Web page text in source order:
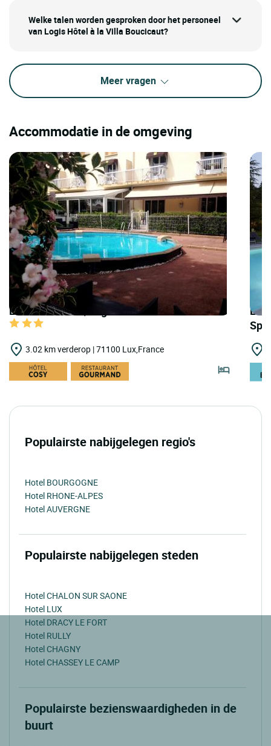
Welke talen worden gesproken door het personeel
van Logis Hôtel à la Villa Boucicaut?
Meer vragen
Accommodatie in de omgeving
LOGIS HOTELS | Logis Hôtel les Charmilles
3.02 km verderop | 71100 Lux,France
Populairste nabijgelegen regio's
Hotel BOURGOGNE
Hotel RHONE-ALPES
Hotel AUVERGNE
Populairste nabijgelegen steden
Hotel CHALON SUR SAONE
Hotel LUX
Hotel DRACY LE FORT
Hotel RULLY
Hotel CHAGNY
Hotel CHASSEY LE CAMP
Populairste bezienswaardigheden in de
buurt